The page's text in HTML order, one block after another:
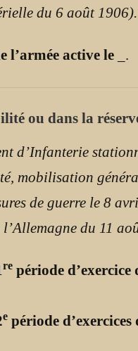
du 6 août
l’armée active le .
ou dans la
d’Infanterie
mobilisation
de guerre le 8
l’Allemagne du 11
re période d’exercice
e période d’exercices